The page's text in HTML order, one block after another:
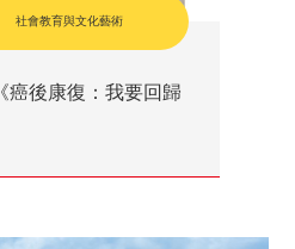
社會教育與文化藝術
癌後康復：我要回歸